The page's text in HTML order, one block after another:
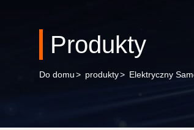
Produkty
Do domu> produkty> Elektryczny